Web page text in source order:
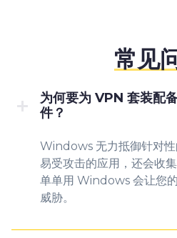
常见
为何要为 VPN 套装配
件？
Windows 无力抵御针对性
易受攻击的应用，还会收
单单用 Windows 会让您
威胁。